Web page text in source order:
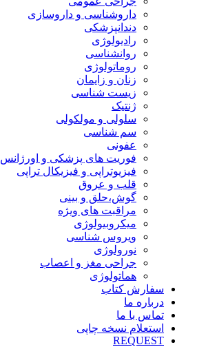
داروشناسی و داروسازی
دندانپزشکی
رادیولوژی
روانشناسی
روماتولوژی
زنان و زایمان
زیست شناسی
ژنتیک
سلولی و مولکولی
سم شناسی
عفونی
فوریت های پزشکی و اورژانس
فیزیوتراپی و فیزیکال تراپی
قلب و عروق
گوش،حلق و بینی
مراقبت های ویژه
میکروبیولوژی
ویروس شناسی
نورولوژی
جراحی مغز و اعصاب
هماتولوژی
سفارش کتاب
درباره ما
تماس با ما
استعلام نسخه چاپی
REQUEST